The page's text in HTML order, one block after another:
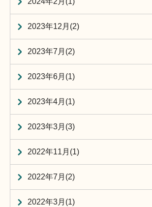
2023年12月(2)
2023年7月(2)
2023年6月(1)
2023年4月(1)
2023年3月(3)
2022年11月(1)
2022年7月(2)
2022年3月(1)